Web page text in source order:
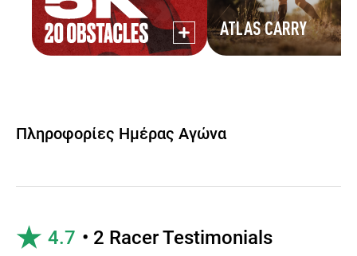
ATLAS CARRY
Πληροφορίες Ημέρας Αγώνα
4.7 • 2 Racer Testimonials